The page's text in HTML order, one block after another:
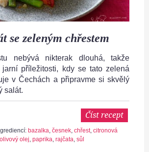
se zeleným chřestem
nebývá nikterak dlouhá, takže
jarní příležitosti, kdy se tato zelená
v Čechách a připravme si skvělý
salát.
Číst recept
bazalka, česnek, chřest, citronová
olivový olej, paprika, rajčata, sůl